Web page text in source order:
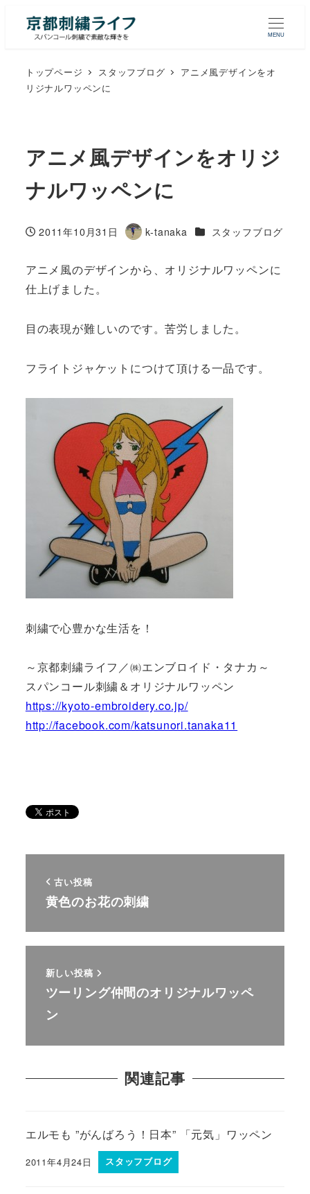
MENU
トップページ スタッフブログ
アニメ風デザインをオ
リジナルワッペンに
アニメ風デザインをオリジ
ナルワッペンに
投稿日
2011年10月31日
著
k-tanaka カテゴリー
スタッフブログ
アニメ風のデザインから、オリジナルワッペンに
仕上げました。
目の表現が難しいのです。苦労しました。
フライトジャケットにつけて頂ける一品です。
刺繍で心豊かな生活を！
～京都刺繍ライフ／㈱エンブロイド・タナカ～
スパンコール刺繍＆オリジナルワッペン
https://kyoto-embroidery.co.jp/
http://facebook.com/katsunori.tanaka11
古い投稿
黄色のお花の刺繍
新しい投稿
ツーリング仲間のオリジナルワッペ
ン
関連記事
エルモも ”がんばろう！日本” 「元気」ワッペン
2011年4月24日 スタッフブログ